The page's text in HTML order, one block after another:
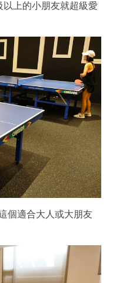
上的小朋友就超級愛
個適合大人或大朋友